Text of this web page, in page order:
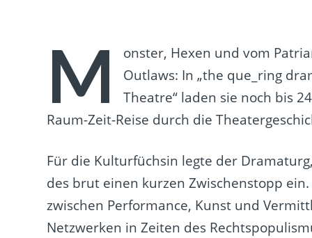
M
onster, Hexen und vom
Outlaws: In „the que_ring
Theatre“ laden sie noch bis
Raum-Zeit-Reise durch die
Für die Kulturfüchsin legte der
des brut einen kurzen Zwischenstopp
zwischen Performance, Kunst und
Netzwerken in Zeiten des